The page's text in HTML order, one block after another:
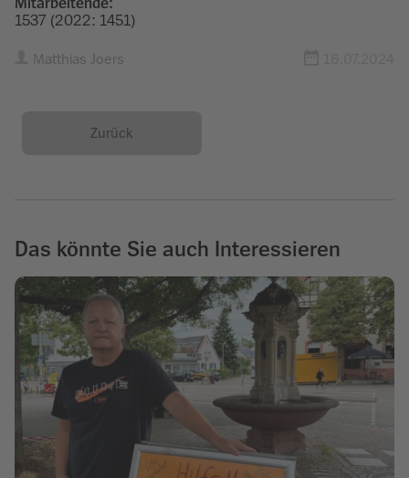
1537 (2022: 1451)
Matthias Joers
Zurück
Das könnte Sie auch Interessieren